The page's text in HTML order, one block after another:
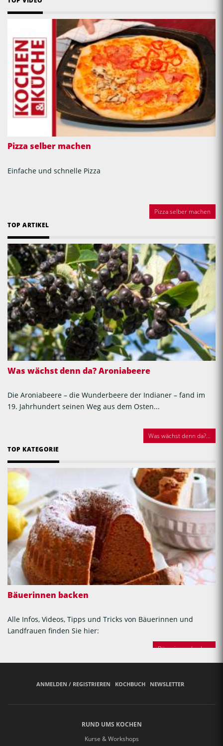
Pizza selber machen
Einfache und schnelle Pizza
Pizza selber machen
TOP ARTIKEL
Was wächst denn da? Aroniabeere
Die Aroniabeere – die Wunderbeere der Indianer – fand im
19. Jahrhundert seinen Weg aus dem Osten...
Was wächst denn da?...
TOP KATEGORIE
Bäuerinnen backen
Alle Infos, Videos, Tipps und Tricks von Bäuerinnen und
Landfrauen finden Sie hier:
Bäuerinnen backen
ANMELDEN / REGISTRIEREN KOCHBUCH NEWSLETTER
RUND UMS KOCHEN
Kurse & Workshops